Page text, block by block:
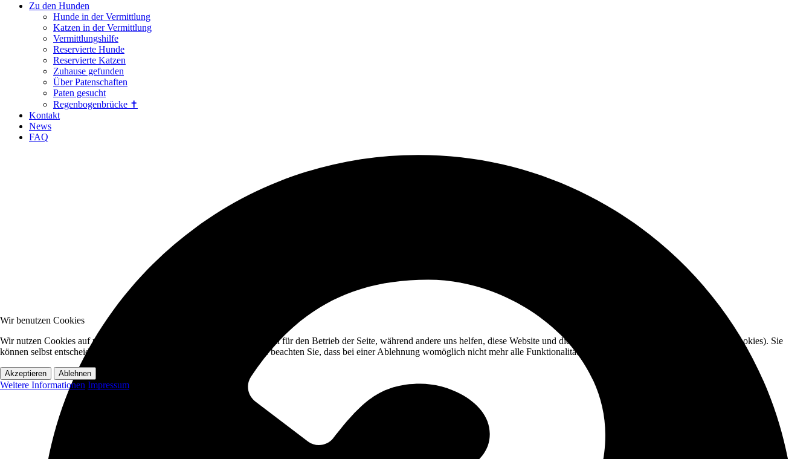
Zu den Hunden
Hunde in der Vermittlung
Katzen in der Vermittlung
Vermittlungshilfe
Reservierte Hunde
Reservierte Katzen
Zuhause gefunden
Über Patenschaften
Paten gesucht
Regenbogenbrücke ✝
Kontakt
News
FAQ
Wir benutzen Cookies
Wir nutzen Cookies auf unserer Website. Einige von ihnen sind essenziell für den Betrieb der Seite, während andere uns helfen, diese Website und die Nutzererfahrung zu verbessern (Tracking Cookies). Sie
können selbst entscheiden, ob Sie die Cookies zulassen möchten. Bitte beachten Sie, dass bei einer Ablehnung womöglich nicht mehr alle Funktionalitäten der Seite zur Verfügung stehen.
Akzeptieren Ablehnen
Weitere Informationen Impressum